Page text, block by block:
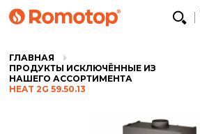
ГЛАВНАЯ
ПРОДУКТЫ ИСКЛЮЧЁННЫЕ ИЗ
НАШЕГО АССОРТИМЕНТА
HEAT 2G 59.50.13